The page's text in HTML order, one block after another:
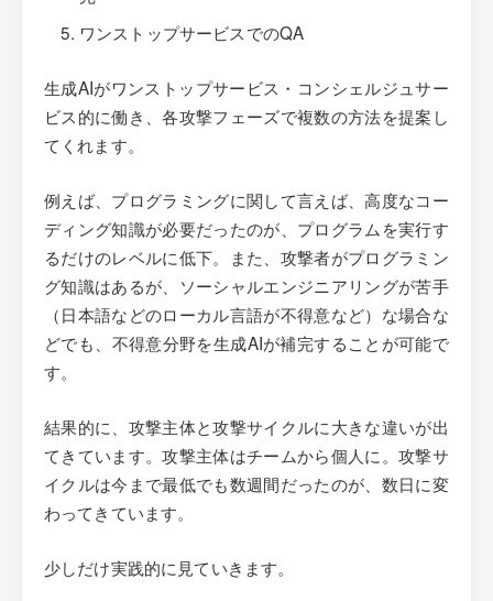
ワンストップサービスでのQA
生成AIがワンストップサービス・コンシェルジュサー
ビス的に働き、各攻撃フェーズで複数の方法を提案し
てくれます。
例えば、プログラミングに関して言えば、高度なコー
ディング知識が必要だったのが、プログラムを実行す
るだけのレベルに低下。また、攻撃者がプログラミン
グ知識はあるが、ソーシャルエンジニアリングが苦手
（日本語などのローカル言語が不得意など）な場合な
どでも、不得意分野を生成AIが補完することが可能で
す。
結果的に、攻撃主体と攻撃サイクルに大きな違いが出
てきています。攻撃主体はチームから個人に。攻撃サ
イクルは今まで最低でも数週間だったのが、数日に変
わってきています。
少しだけ実践的に見ていきます。